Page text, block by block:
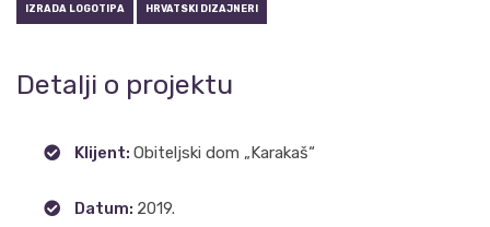
IZRADA LOGOTIPA HRVATSKI DIZAJNERI
Detalji o projektu
Klijent: Obiteljski dom „Karakaš“
Datum: 2019.